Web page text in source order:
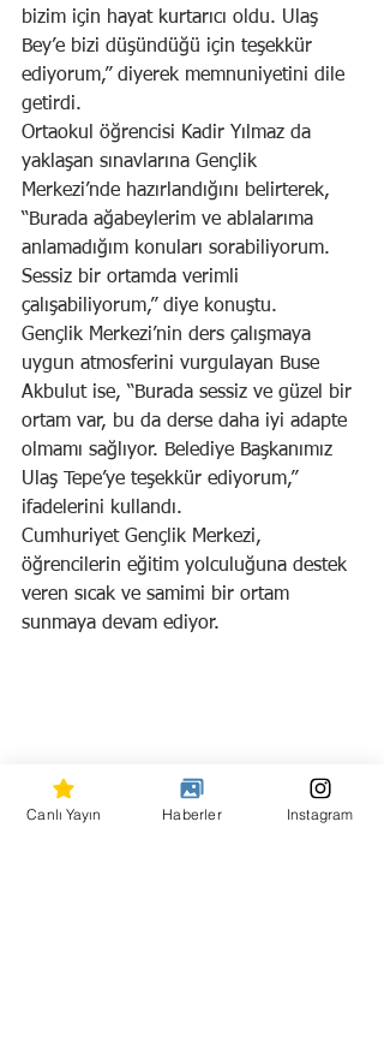
bizim için hayat kurtarıcı oldu. Ulaş
Bey’e bizi düşündüğü için teşekkür
ediyorum,” diyerek memnuniyetini dile
getirdi.
Ortaokul öğrencisi Kadir Yılmaz da
yaklaşan sınavlarına Gençlik
Merkezi’nde hazırlandığını belirterek,
“Burada ağabeylerim ve ablalarıma
anlamadığım konuları sorabiliyorum.
Sessiz bir ortamda verimli
çalışabiliyorum,” diye konuştu.
Gençlik Merkezi’nin ders çalışmaya
uygun atmosferini vurgulayan Buse
Akbulut ise, “Burada sessiz ve güzel bir
ortam var, bu da derse daha iyi adapte
olmamı sağlıyor. Belediye Başkanımız
Ulaş Tepe’ye teşekkür ediyorum,”
ifadelerini kullandı.
Cumhuriyet Gençlik Merkezi,
öğrencilerin eğitim yolculuğuna destek
veren sıcak ve samimi bir ortam
sunmaya devam ediyor.
Canlı Yayın Haberler Instagram